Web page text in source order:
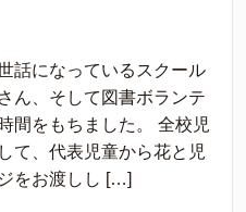
話になっているスクール
ん、そして図書ボランテ
間をもちました。 全校児
て、代表児童から花と児
をお渡しし […]